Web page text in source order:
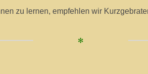
zu lernen, empfehlen wir
✻